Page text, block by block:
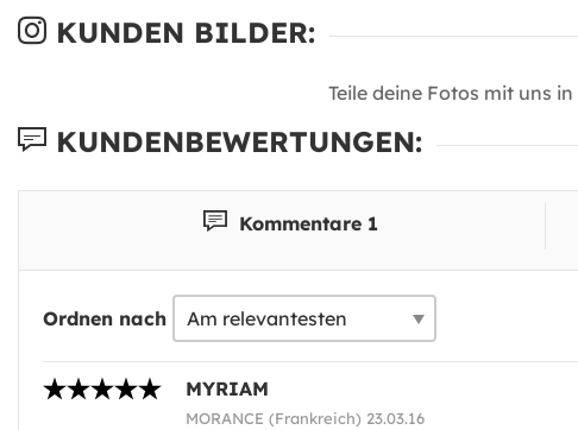
KUNDEN BILDER:
Teile deine Fotos mit uns in
KUNDENBEWERTUNGEN:
Kommentare 1
Ordnen nach
MYRIAM
MORANCE (Frankreich) 23.03.16